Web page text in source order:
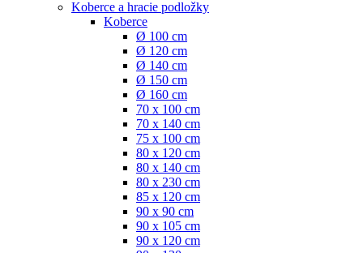
Koberce a hracie podložky
Koberce
Ø 100 cm
Ø 120 cm
Ø 140 cm
Ø 150 cm
Ø 160 cm
70 x 100 cm
70 x 140 cm
75 x 100 cm
80 x 120 cm
80 x 140 cm
80 x 230 cm
85 x 120 cm
90 x 90 cm
90 x 105 cm
90 x 120 cm